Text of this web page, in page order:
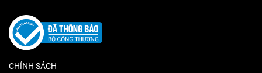
CHÍNH SÁCH